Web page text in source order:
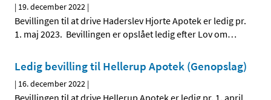
| 19. december 2022 |
Bevillingen til at drive Haderslev Hjorte Apotek er ledig pr.
1. maj 2023. Bevillingen er opslået ledig efter Lov om…
Ledig bevilling til Hellerup Apotek (Genopslag)
| 16. december 2022 |